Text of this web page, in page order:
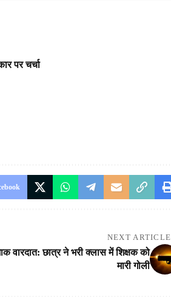
पर चर्चा
NEXT ARTICLE
वारदात: छात्र ने भरी क्लास में शिक्षक को
मारी गोली